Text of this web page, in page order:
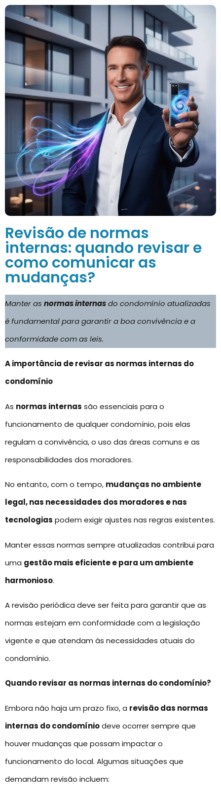
Revisão de normas
internas: quando revisar e
como comunicar as
mudanças?
Manter as normas internasdo condomínio atualizadas
é fundamental para garantir a boa convivência e a
conformidade com as leis.
A importância de revisar as normas internas do
condomínio
As normas internas são essenciais para o
funcionamento de qualquer condomínio, pois elas
regulam a convivência, o uso das áreas comuns e as
responsabilidades dos moradores.
No entanto, com o tempo, mudanças no ambiente
legal, nas necessidades dos moradores e nas
tecnologias podem exigir ajustes nas regras existentes.
Manter essas normas sempre atualizadas contribui para
uma gestão mais eficiente e para um ambiente
harmonioso.
A revisão periódica deve ser feita para garantir que as
normas estejam em conformidade com a legislação
vigente e que atendam às necessidades atuais do
condomínio.
Quando revisar as normas internas do condomínio?
Embora não haja um prazo fixo, a revisão das normas
internas do condomíniodeve ocorrer sempre que
houver mudanças que possam impactar o
funcionamento do local. Algumas situações que
demandam revisão incluem: